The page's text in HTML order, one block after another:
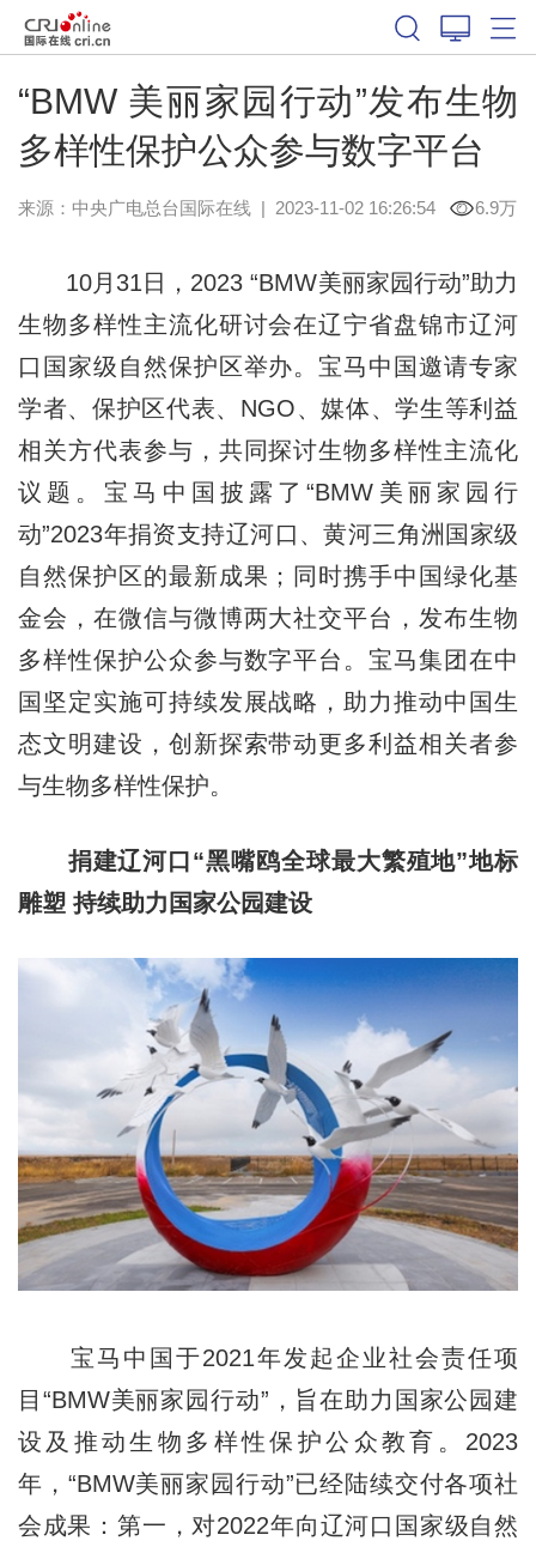
“BMW 美丽家园行动”发布生物
多样性保护公众参与数字平台
来源： 中央广电总台国际在线| 2023-11-02 16:26:54 6.9万
10月31日，2023 “BMW美丽家园行动”助力
生物多样性主流化研讨会在辽宁省盘锦市辽河
口国家级自然保护区举办。宝马中国邀请专家
学者、保护区代表、NGO、媒体、学生等利益
相关方代表参与，共同探讨生物多样性主流化
议题。宝马中国披露了“BMW美丽家园行
动”2023年捐资支持辽河口、黄河三角洲国家级
自然保护区的最新成果；同时携手中国绿化基
金会，在微信与微博两大社交平台，发布生物
多样性保护公众参与数字平台。宝马集团在中
国坚定实施可持续发展战略，助力推动中国生
态文明建设，创新探索带动更多利益相关者参
与生物多样性保护。
捐建辽河口“黑嘴鸥全球最大繁殖地”地标
雕塑 持续助力国家公园建设
宝马中国于2021年发起企业社会责任项
目“BMW美丽家园行动”，旨在助力国家公园建
设及推动生物多样性保护公众教育。2023
年，“BMW美丽家园行动”已经陆续交付各项社
会成果：第一，对2022年向辽河口国家级自然